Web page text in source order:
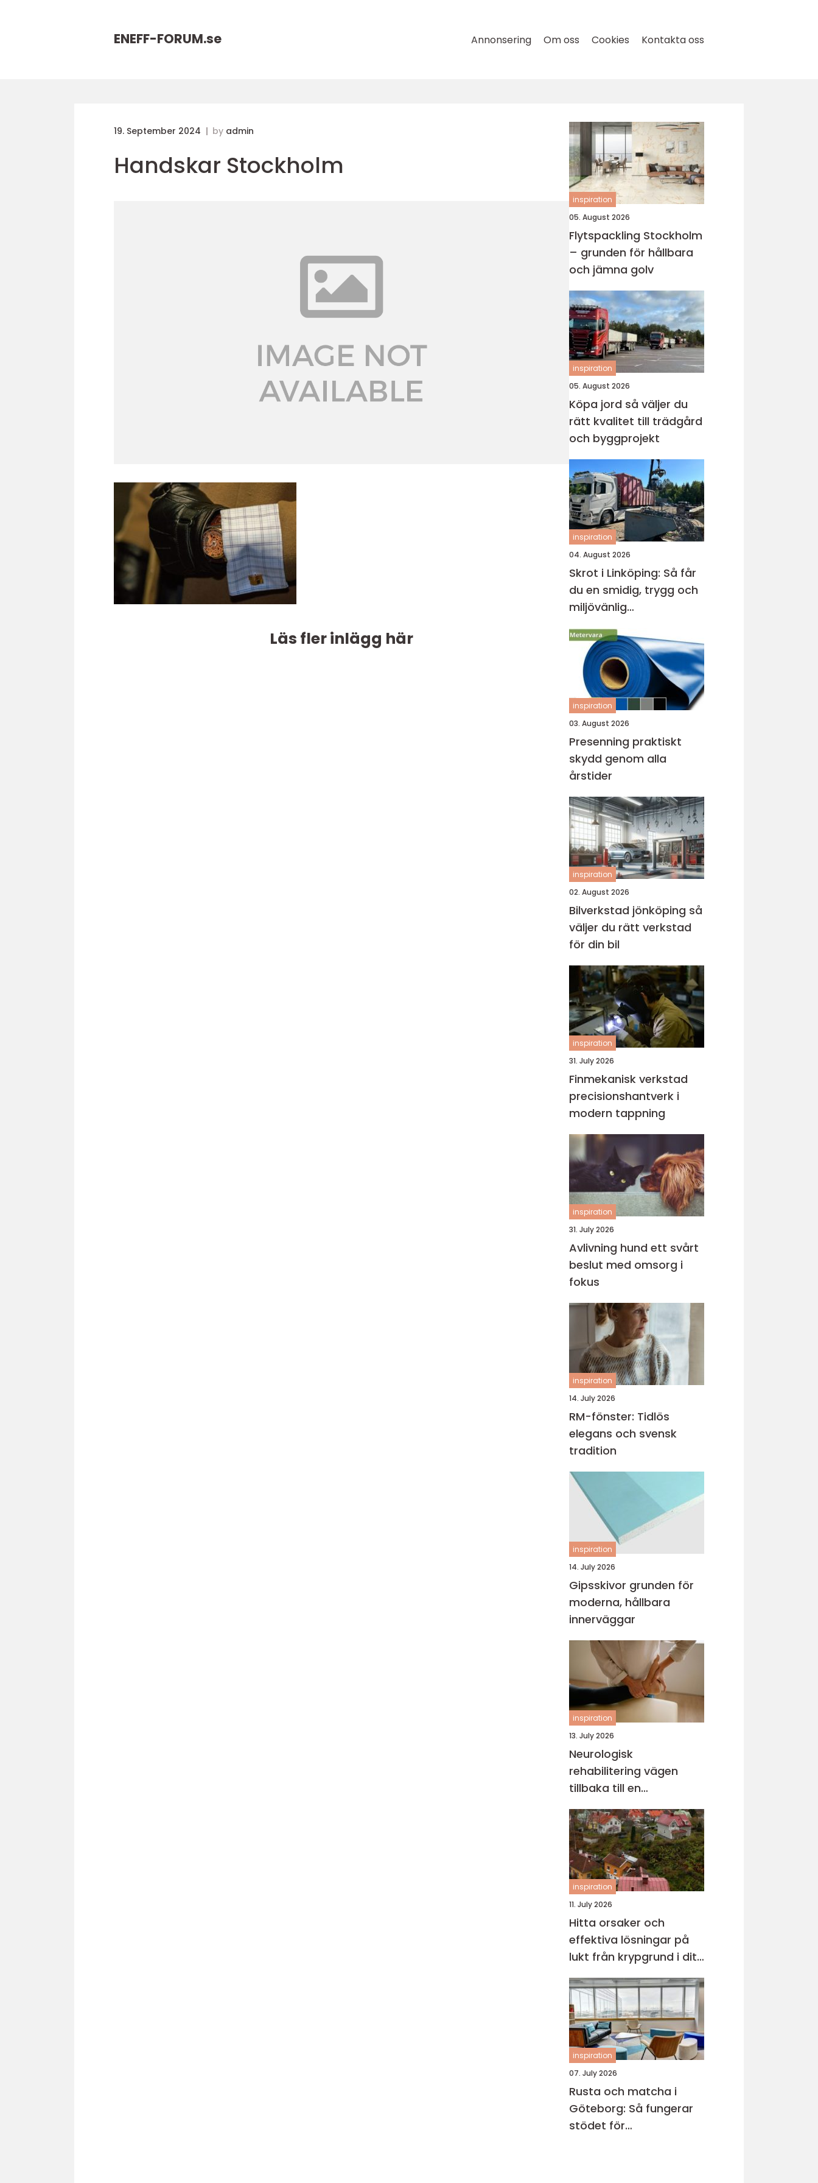
ENEFF-FORUM.se Annonsering Om oss Cookies Kontakta oss
19. September 2024 by admin
Handskar Stockholm
Läs fler inlägg här
inspiration
05. August 2026
Flytspackling Stockholm
– grunden för hållbara
och jämna golv
inspiration
05. August 2026
Köpa jord så väljer du
rätt kvalitet till trädgård
och byggprojekt
inspiration
04. August 2026
Skrot i Linköping: Så får
du en smidig, trygg och
miljövänlig
skrothantering
inspiration
03. August 2026
Presenning praktiskt
skydd genom alla
årstider
inspiration
02. August 2026
Bilverkstad jönköping så
väljer du rätt verkstad
för din bil
inspiration
31. July 2026
Finmekanisk verkstad
precisionshantverk i
modern tappning
inspiration
31. July 2026
Avlivning hund ett svårt
beslut med omsorg i
fokus
inspiration
14. July 2026
RM-fönster: Tidlös
elegans och svensk
tradition
inspiration
14. July 2026
Gipsskivor grunden för
moderna, hållbara
innerväggar
inspiration
13. July 2026
Neurologisk
rehabilitering vägen
tillbaka till en
fungerande vardag
inspiration
11. July 2026
Hitta orsaker och
effektiva lösningar på
lukt från krypgrund i ditt
hus
inspiration
07. July 2026
Rusta och matcha i
Göteborg: Så fungerar
stödet för